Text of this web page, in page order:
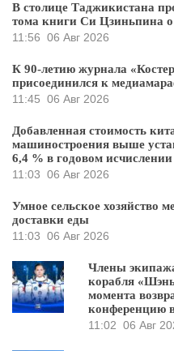
В столице Таджикистана
тома книги Си Цзиньпина о
11:56 06 Авг 2026
К 90-летию журнала
присоединился к
11:45 06 Авг 2026
Добавленная стоимость
машиностроения выше
6,4 % в годовом
11:03 06 Авг 2026
Умное сельское хозяйство
доставки еды
11:03 06 Авг 2026
Члены
корабля
момента
конференцию
11:02 06 Авг